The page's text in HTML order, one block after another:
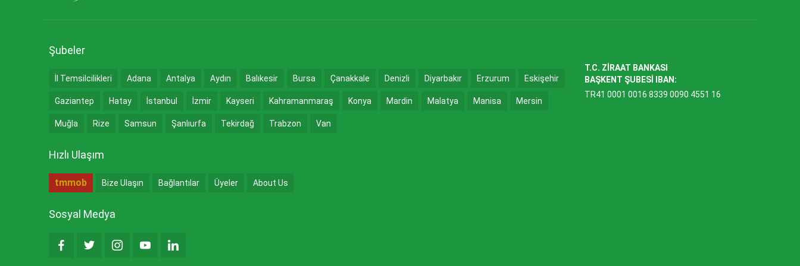
Şubeler
İl Temsilcilikleri Adana Antalya Aydın Balıkesir Bursa Çanakkale Denizli Diyarbakır Erzurum Eskişehir
Gaziantep Hatay İstanbul İzmir Kayseri Kahramanmaraş Konya Mardin Malatya Manisa Mersin
Muğla Rize Samsun Şanlıurfa Tekirdağ Trabzon Van
Hızlı Ulaşım
tmmob Bize Ulaşın Bağlantılar Üyeler About Us
Sosyal Medya
T.C. ZİRAAT BANKASI
BAŞKENT ŞUBESİ IBAN:
TR41 0001 0016 8339 0090 4551 16